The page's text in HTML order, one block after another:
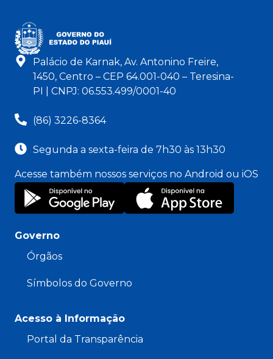
Palácio de Karnak, Av. Antonino Freire,
1450, Centro – CEP 64.001-040 – Teresina-
PI | CNPJ: 06.553.499/0001-40
(86) 3226-8364
Segunda a sexta-feira de 7h30 às 13h30
Acesse também nossos serviços no Android ou iOS
Governo
Órgãos
Símbolos do Governo
Acesso à Informação
Portal da Transparência